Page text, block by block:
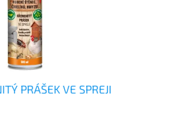
PRÁŠEK VE SPREJI